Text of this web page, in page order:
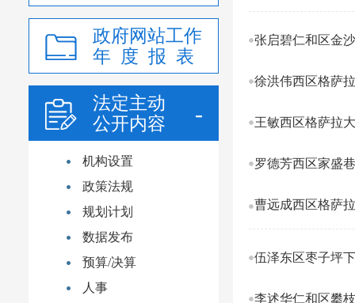
政府网站工作
年 度 报 表
法定主动
公开内容
机构设置
政策法规
规划计划
数据发布
预算/决算
人事
张启碧仁和区金
徐洪伟西区格萨
王敏西区格萨拉
罗德芳西区家盛
曹远成西区格萨
伍泽东区枣子坪
李述华仁和区攀